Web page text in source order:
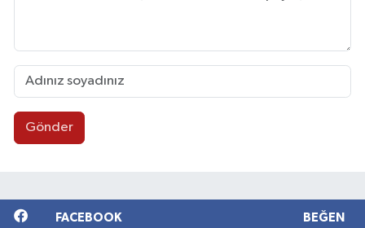
Gönder
FACEBOOK BEĞEN